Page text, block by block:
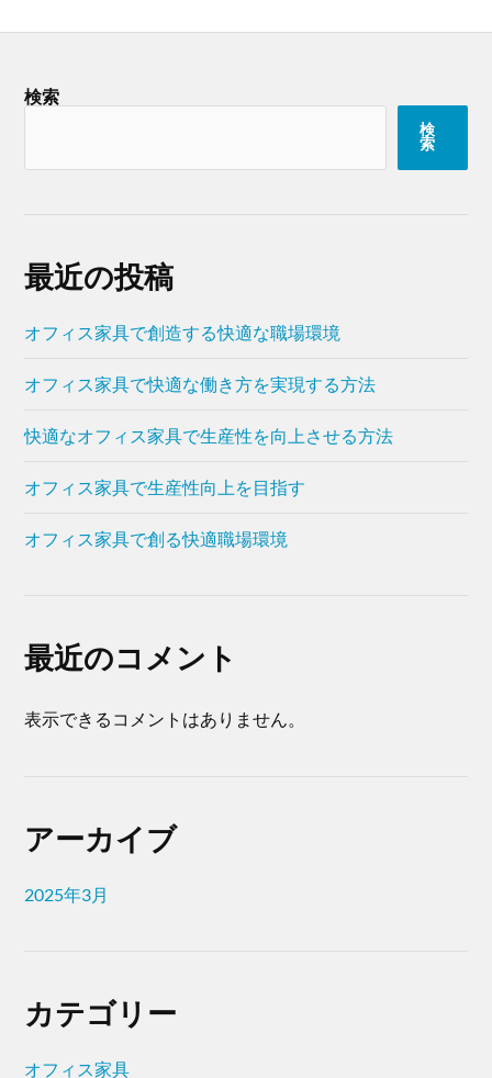
検索
検
索
最近の投稿
オフィス家具で創造する快適な職場環境
オフィス家具で快適な働き方を実現する方法
快適なオフィス家具で生産性を向上させる方法
オフィス家具で生産性向上を目指す
オフィス家具で創る快適職場環境
最近のコメント
表示できるコメントはありません。
アーカイブ
2025年3月
カテゴリー
オフィス家具